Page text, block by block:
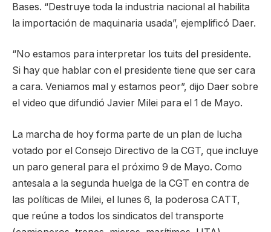
Bases. “Destruye toda la industria nacional al habilita
la importación de maquinaria usada”, ejemplificó Daer.
“No estamos para interpretar los tuits del presidente.
Si hay que hablar con el presidente tiene que ser cara
a cara. Veniamos mal y estamos peor”, dijo Daer sobre
el video que difundió Javier Milei para el 1 de Mayo.
La marcha de hoy forma parte de un plan de lucha
votado por el Consejo Directivo de la CGT, que incluye
un paro general para el próximo 9 de Mayo. Como
antesala a la segunda huelga de la CGT en contra de
las políticas de Milei, el lunes 6, la poderosa CATT,
que reúne a todos los sindicatos del transporte